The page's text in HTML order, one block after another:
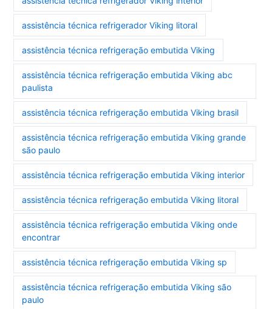
assistência técnica refrigerador Viking litoral
assistência técnica refrigeração embutida Viking
assistência técnica refrigeração embutida Viking abc
paulista
assistência técnica refrigeração embutida Viking brasil
assistência técnica refrigeração embutida Viking grande
são paulo
assistência técnica refrigeração embutida Viking interior
assistência técnica refrigeração embutida Viking litoral
assistência técnica refrigeração embutida Viking onde
encontrar
assistência técnica refrigeração embutida Viking sp
assistência técnica refrigeração embutida Viking são
paulo